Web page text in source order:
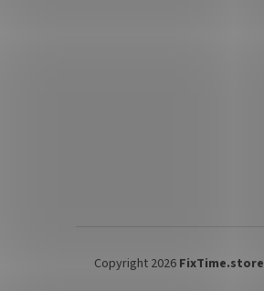
Copyright 2026 FixTime.store